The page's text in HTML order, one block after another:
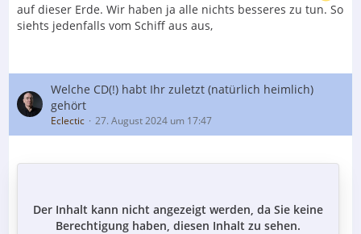
auf dieser Erde. Wir haben ja alle nichts besseres zu tun. So
siehts jedenfalls vom Schiff aus aus,
Welche CD(!) habt Ihr zuletzt (natürlich heimlich)
gehört
Eclectic 27. August 2024 um 17:47
Der Inhalt kann nicht angezeigt werden, da Sie keine
Berechtigung haben, diesen Inhalt zu sehen.